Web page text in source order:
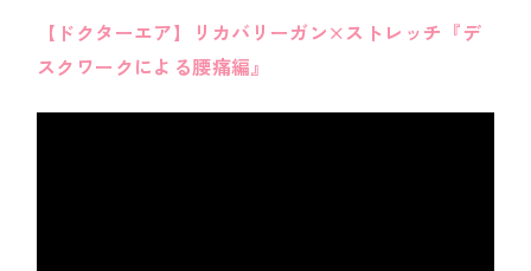
【ドクターエア】リカバリーガン×ストレッチ『デ
スクワークによる腰痛編』